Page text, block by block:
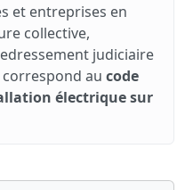
et entreprises en
collective,
judiciaire
au code
électrique sur